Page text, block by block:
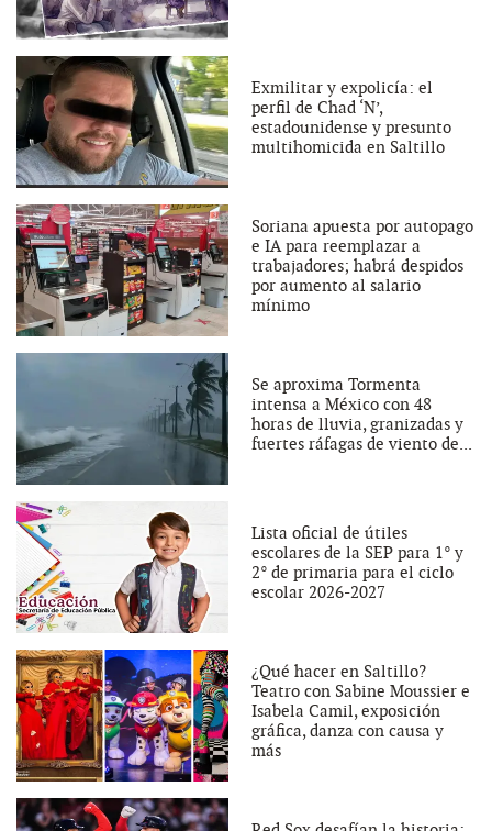
Exmilitar y expolicía: el
perfil de Chad ‘N’,
estadounidense y presunto
multihomicida en Saltillo
Soriana apuesta por autopago
e IA para reemplazar a
trabajadores; habrá despidos
por aumento al salario
mínimo
Se aproxima Tormenta
intensa a México con 48
horas de lluvia, granizadas y
fuertes ráfagas de viento de...
Lista oficial de útiles
escolares de la SEP para 1° y
2° de primaria para el ciclo
escolar 2026-2027
¿Qué hacer en Saltillo?
Teatro con Sabine Moussier e
Isabela Camil, exposición
gráfica, danza con causa y
más